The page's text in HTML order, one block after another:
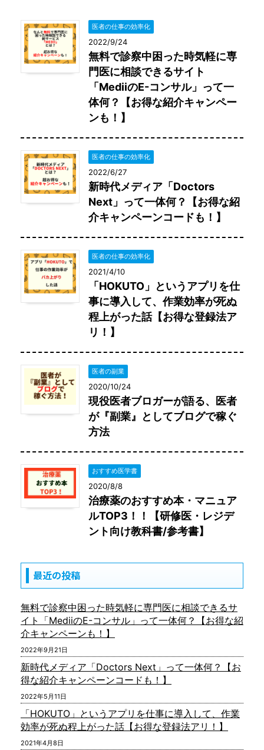
医者の仕事の効率化
2022/9/24
無料で診察中困った時気軽に専
門医に相談できるサイト
「MediiのE-コンサル」って一
体何？【お得な紹介キャンペー
ンも！】
医者の仕事の効率化
2022/6/27
新時代メディア「Doctors
Next」って一体何？【お得な紹
介キャンペーンコードも！】
医者の仕事の効率化
2021/4/10
「HOKUTO」というアプリを仕
事に導入して、作業効率が死ぬ
程上がった話【お得な登録法ア
リ！】
医者の副業
2020/10/24
現役医者ブロガーが語る、医者
が『副業』としてブログで稼ぐ
方法
おすすめ医学書
2020/8/8
治療薬のおすすめ本・マニュア
ルTOP3！！【研修医・レジデ
ント向け教科書/参考書】
最近の投稿
無料で診察中困った時気軽に専門医に相談できるサ
イト「MediiのE-コンサル」って一体何？【お得な紹
介キャンペーンも！】
2022年9月21日
新時代メディア「Doctors Next」って一体何？【お
得な紹介キャンペーンコードも！】
2022年5月11日
「HOKUTO」というアプリを仕事に導入して、作業
効率が死ぬ程上がった話【お得な登録法アリ！】
2021年4月8日